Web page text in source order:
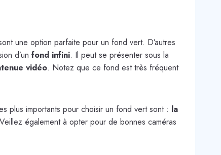
une option parfaite pour un fond vert. D’autres
d’un fond infini. Il peut se présenter sous la
vidéo. Notez que ce fond est très fréquent
plus importants pour choisir un fond vert sont : la
également à opter pour de bonnes caméras